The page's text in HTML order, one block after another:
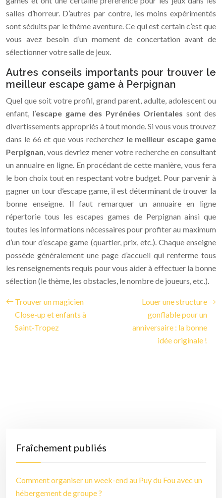
salles d’horreur. D’autres par contre, les moins expérimentés
sont séduits par le thème aventure. Ce qui est certain c’est que
vous avez besoin d’un moment de concertation avant de
sélectionner votre salle de jeux.
Autres conseils importants pour trouver le
meilleur escape game à Perpignan
Quel que soit votre profil, grand parent, adulte, adolescent ou
enfant, l’escape game des Pyrénées Orientales sont des
divertissements appropriés à tout monde. Si vous vous trouvez
dans le 66 et que vous recherchez le meilleur escape game
Perpignan, vous devriez mener votre recherche en consultant
un annuaire en ligne. En procédant de cette manière, vous fera
le bon choix tout en respectant votre budget. Pour parvenir à
gagner un tour d’escape game, il est déterminant de trouver la
bonne enseigne. Il faut remarquer un annuaire en ligne
répertorie tous les escapes games de Perpignan ainsi que
toutes les informations nécessaires pour profiter au maximum
d’un tour d’escape game (quartier, prix, etc.). Chaque enseigne
possède généralement une page d’accueil qui renferme tous
les renseignements requis pour vous aider à effectuer la bonne
sélection (le thème, les obstacles, le nombre de joueurs, etc.).
Trouver un magicien
Close-up et enfants à
Saint-Tropez
Louer une structure
gonflable pour un
anniversaire : la bonne
idée originale !
Fraîchement publiés
Comment organiser un week-end au Puy du Fou avec un
hébergement de groupe ?